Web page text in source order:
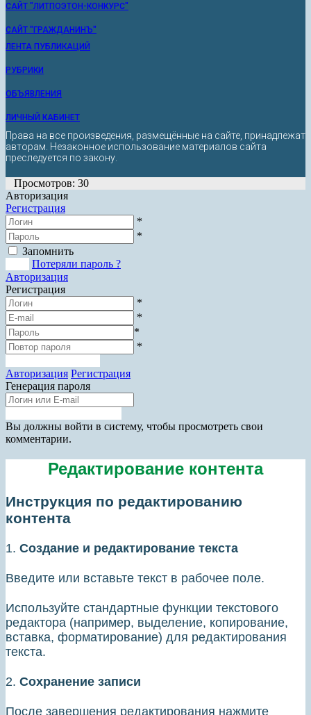
САЙТ "ЛИТПОЭТОН-КОНКУРС"
САЙТ "ГРАЖДАНИНЪ"
ЛЕНТА ПУБЛИКАЦИЙ
РУБРИКИ
ОБЪЯВЛЕНИЯ
ЛИЧНЫЙ КАБИНЕТ
Права на все произведения, размещённые на сайте, принадлежат
авторам. Незаконное использование материалов сайта
преследуется по закону.
Просмотров: 30
Авторизация
Регистрация
*
*
Запомнить
Потеряли пароль ?
Авторизация
Регистрация
*
*
*
*
Авторизация Регистрация
Генерация пароля
Прокрутка
вверх
Вы должны войти в систему, чтобы просмотреть свои
комментарии.
Редактирование контента
Инструкция по редактированию
контента
1. Создание и редактирование текста
Введите или вставьте текст в рабочее поле.
Используйте стандартные функции текстового
редактора (например, выделение, копирование,
вставка, форматирование) для редактирования
текста.
2. Сохранение записи
После завершения редактирования нажмите